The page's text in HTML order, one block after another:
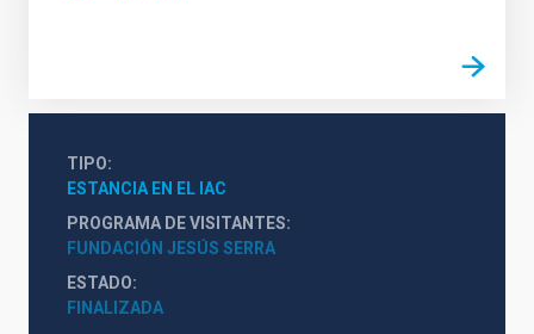
TIPO
ESTANCIA EN EL IAC
PROGRAMA DE VISITANTES
FUNDACIÓN JESÚS SERRA
ESTADO
FINALIZADA